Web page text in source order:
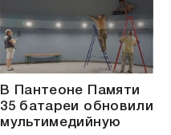
В Пантеоне Памяти
35 батареи обновили
мультимедийную